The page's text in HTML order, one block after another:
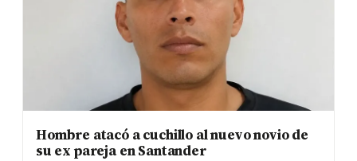
Hombre atacó a cuchillo al nuevo novio de
su ex pareja en Santander